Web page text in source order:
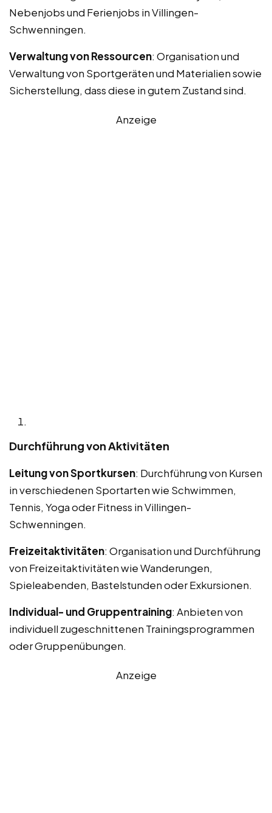
Nebenjobs und Ferienjobs in Villingen-
Schwenningen.
Verwaltung von Ressourcen: Organisation und
Verwaltung von Sportgeräten und Materialien sowie
Sicherstellung, dass diese in gutem Zustand sind.
Anzeige
Durchführung von Aktivitäten
Leitung von Sportkursen: Durchführung von Kursen
in verschiedenen Sportarten wie Schwimmen,
Tennis, Yoga oder Fitness in Villingen-
Schwenningen.
Freizeitaktivitäten: Organisation und Durchführung
von Freizeitaktivitäten wie Wanderungen,
Spieleabenden, Bastelstunden oder Exkursionen.
Individual- und Gruppentraining: Anbieten von
individuell zugeschnittenen Trainingsprogrammen
oder Gruppenübungen.
Anzeige